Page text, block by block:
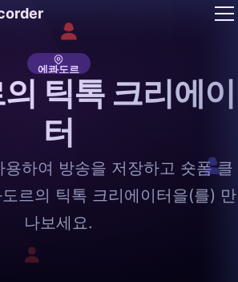
에콰도르
틱톡 크리에이
터
하여 방송을 저장하고 숏폼 클
르의 틱톡 크리에이터을(를) 만
나보세요.